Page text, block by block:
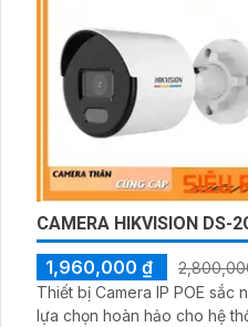
CAMERA HIKVISION DS-
1,960,000 ₫
Thiết bị Camera IP POE sắc
lựa chọn hoàn hảo cho hệ thống